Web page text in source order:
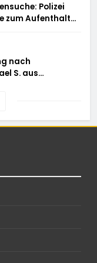
Polizei
zum Aufenthalt
nach
S. aus